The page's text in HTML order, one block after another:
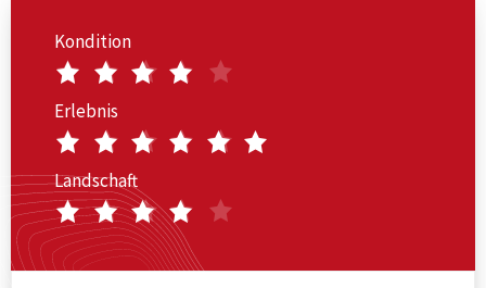
Kondition
Erlebnis
Landschaft